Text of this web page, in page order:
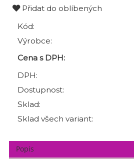
Přidat do oblíbených
Kód:
Výrobce:
Cena s DPH:
DPH:
Dostupnost:
Sklad:
Sklad všech variant:
Popis